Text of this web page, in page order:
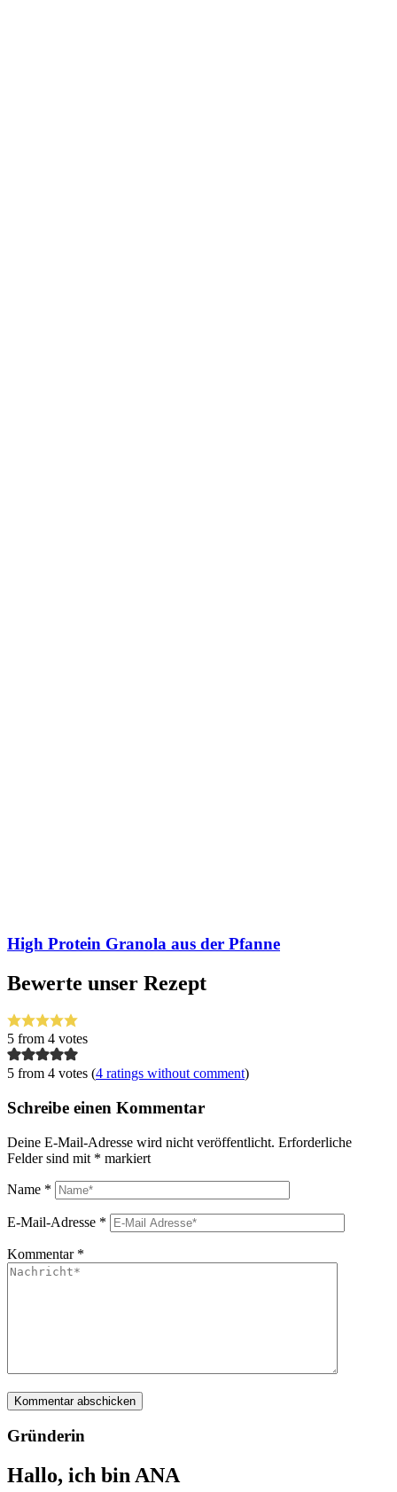
High Protein Granola aus der Pfanne
Bewerte unser Rezept
5 from 4 votes
5 from 4 votes (4 ratings without comment)
Schreibe einen Kommentar
Deine E-Mail-Adresse wird nicht veröffentlicht. Erforderliche
Felder sind mit * markiert
Name *
E-Mail-Adresse *
Kommentar *
Gründerin
Hallo, ich bin ANA